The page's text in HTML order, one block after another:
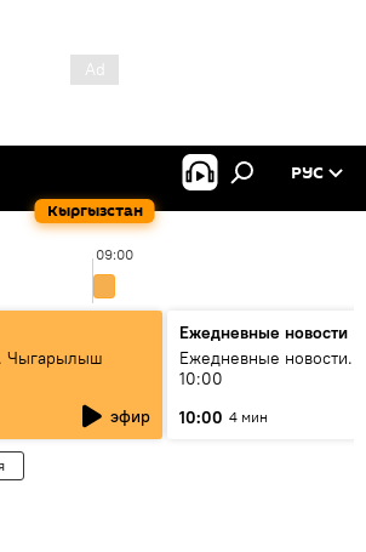
Кыргызстан
РУС
09:00
Чыгарылыш
эфир
Ежедневные новости
Ежедневные новости.
10:00
10:00 4 мин